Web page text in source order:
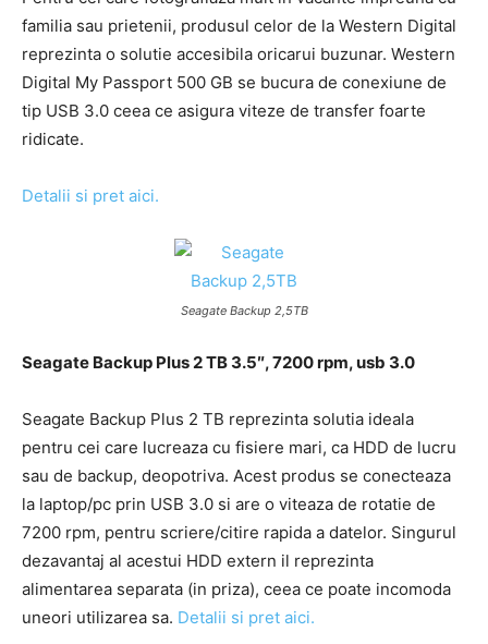
familia sau prietenii, produsul celor de la Western Digital
reprezinta o solutie accesibila oricarui buzunar. Western
Digital My Passport 500 GB se bucura de conexiune de
tip USB 3.0 ceea ce asigura viteze de transfer foarte
ridicate.
Detalii si pret aici.
Seagate Backup 2,5TB
Seagate Backup Plus 2 TB 3.5″, 7200 rpm, usb 3.0
Seagate Backup Plus 2 TB reprezinta solutia ideala
pentru cei care lucreaza cu fisiere mari, ca HDD de lucru
sau de backup, deopotriva. Acest produs se conecteaza
la laptop/pc prin USB 3.0 si are o viteaza de rotatie de
7200 rpm, pentru scriere/citire rapida a datelor. Singurul
dezavantaj al acestui HDD extern il reprezinta
alimentarea separata (in priza), ceea ce poate incomoda
uneori utilizarea sa. Detalii si pret aici.